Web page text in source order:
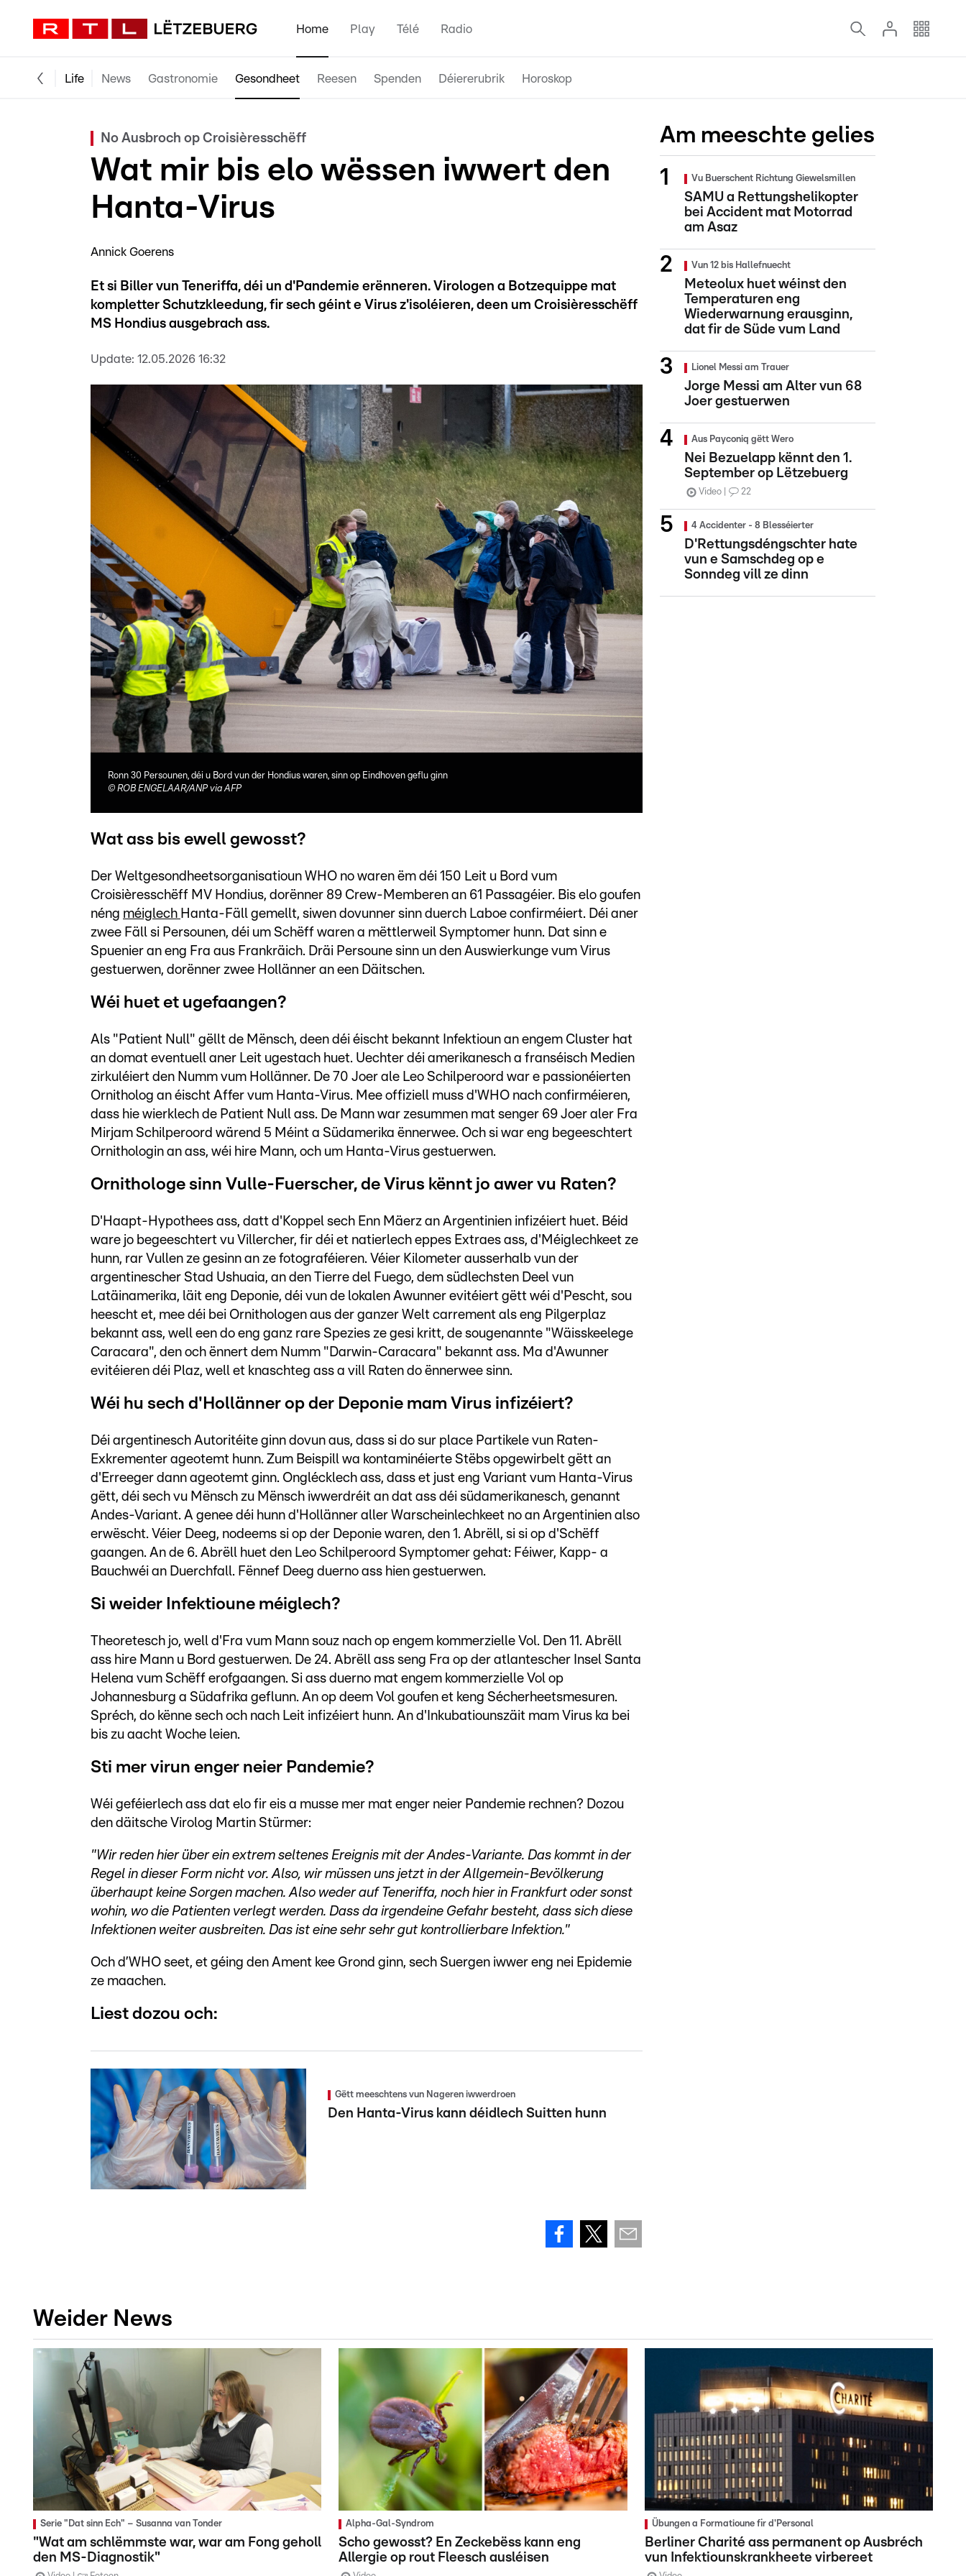
Home Play Télé Radio
Life News Gastronomie Gesondheet Reesen Spenden Déiererubrik Horoskop
No Ausbroch op Croisièresschëff
Wat mir bis elo wëssen iwwert den
Hanta-Virus
Annick Goerens
Et si Biller vun Teneriffa, déi un d'Pandemie erënneren. Virologen a Botzequippe mat
kompletter Schutzkleedung, fir sech géint e Virus z'isoléieren, deen um Croisièresschëff
MS Hondius ausgebrach ass.
Update: 12.05.2026 16:32
Ronn 30 Persounen, déi u Bord vun der Hondius waren, sinn op Eindhoven geflu ginn
© ROB ENGELAAR/ANP via AFP
Wat ass bis ewell gewosst?
Der Weltgesondheetsorganisatioun WHO no waren ëm déi 150 Leit u Bord vum
Croisièresschëff MV Hondius, dorënner 89 Crew-Memberen an 61 Passagéier. Bis elo goufen
néng méiglech Hanta-Fäll gemellt, siwen dovunner sinn duerch Laboe confirméiert. Déi aner
zwee Fäll si Persounen, déi um Schëff waren a mëttlerweil Symptomer hunn. Dat sinn e
Spuenier an eng Fra aus Frankräich. Dräi Persoune sinn un den Auswierkunge vum Virus
gestuerwen, dorënner zwee Hollänner an een Däitschen.
Wéi huet et ugefaangen?
Als "Patient Null" gëllt de Mënsch, deen déi éischt bekannt Infektioun an engem Cluster hat
an domat eventuell aner Leit ugestach huet. Uechter déi amerikanesch a franséisch Medien
zirkuléiert den Numm vum Hollänner. De 70 Joer ale Leo Schilperoord war e passionéierten
Ornitholog an éischt Affer vum Hanta-Virus. Mee offiziell muss d'WHO nach confirméieren,
dass hie wierklech de Patient Null ass. De Mann war zesummen mat senger 69 Joer aler Fra
Mirjam Schilperoord wärend 5 Méint a Südamerika ënnerwee. Och si war eng begeeschtert
Ornithologin an ass, wéi hire Mann, och um Hanta-Virus gestuerwen.
Ornithologe sinn Vulle-Fuerscher, de Virus kënnt jo awer vu Raten?
D'Haapt-Hypothees ass, datt d'Koppel sech Enn Mäerz an Argentinien infizéiert huet. Béid
ware jo begeeschtert vu Villercher, fir déi et natierlech eppes Extraes ass, d'Méiglechkeet ze
hunn, rar Vullen ze gesinn an ze fotograféieren. Véier Kilometer ausserhalb vun der
argentinescher Stad Ushuaia, an den Tierre del Fuego, dem südlechsten Deel vun
Latäinamerika, läit eng Deponie, déi vun de lokalen Awunner evitéiert gëtt wéi d'Pescht, sou
heescht et, mee déi bei Ornithologen aus der ganzer Welt carrement als eng Pilgerplaz
bekannt ass, well een do eng ganz rare Spezies ze gesi kritt, de sougenannte "Wäisskeelege
Caracara", den och ënnert dem Numm "Darwin-Caracara" bekannt ass. Ma d'Awunner
evitéieren déi Plaz, well et knaschteg ass a vill Raten do ënnerwee sinn.
Wéi hu sech d'Hollänner op der Deponie mam Virus infizéiert?
Déi argentinesch Autoritéite ginn dovun aus, dass si do sur place Partikele vun Raten-
Exkrementer ageotemt hunn. Zum Beispill wa kontaminéierte Stëbs opgewirbelt gëtt an
d'Erreeger dann ageotemt ginn. Onglécklech ass, dass et just eng Variant vum Hanta-Virus
gëtt, déi sech vu Mënsch zu Mënsch iwwerdréit an dat ass déi südamerikanesch, genannt
Andes-Variant. A genee déi hunn d'Hollänner aller Warscheinlechkeet no an Argentinien also
erwëscht. Véier Deeg, nodeems si op der Deponie waren, den 1. Abrëll, si si op d'Schëff
gaangen. An de 6. Abrëll huet den Leo Schilperoord Symptomer gehat: Féiwer, Kapp- a
Bauchwéi an Duerchfall. Fënnef Deeg duerno ass hien gestuerwen.
Si weider Infektioune méiglech?
Theoretesch jo, well d'Fra vum Mann souz nach op engem kommerzielle Vol. Den 11. Abrëll
ass hire Mann u Bord gestuerwen. De 24. Abrëll ass seng Fra op der atlantescher Insel Santa
Helena vum Schëff erofgaangen. Si ass duerno mat engem kommerzielle Vol op
Johannesburg a Südafrika geflunn. An op deem Vol goufen et keng Sécherheetsmesuren.
Spréch, do kënne sech och nach Leit infizéiert hunn. An d'Inkubatiounszäit mam Virus ka bei
bis zu aacht Woche leien.
Sti mer virun enger neier Pandemie?
Wéi geféierlech ass dat elo fir eis a musse mer mat enger neier Pandemie rechnen? Dozou
den däitsche Virolog Martin Stürmer:
"Wir reden hier über ein extrem seltenes Ereignis mit der Andes-Variante. Das kommt in der
Regel in dieser Form nicht vor. Also, wir müssen uns jetzt in der Allgemein-Bevölkerung
überhaupt keine Sorgen machen. Also weder auf Teneriffa, noch hier in Frankfurt oder sonst
wohin, wo die Patienten verlegt werden. Dass da irgendeine Gefahr besteht, dass sich diese
Infektionen weiter ausbreiten. Das ist eine sehr sehr gut kontrollierbare Infektion."
Och d’WHO seet, et géing den Ament kee Grond ginn, sech Suergen iwwer eng nei Epidemie
ze maachen.
Liest dozou och:
Gëtt meeschtens vun Nageren iwwerdroen
Den Hanta-Virus kann déidlech Suitten hunn
Am meeschte gelies
Vu Buerschent Richtung Giewelsmillen
SAMU a Rettungshelikopter
bei Accident mat Motorrad
am Asaz
Vun 12 bis Hallefnuecht
Meteolux huet wéinst den
Temperaturen eng
Wiederwarnung erausginn,
dat fir de Süde vum Land
Lionel Messi am Trauer
Jorge Messi am Alter vun 68
Joer gestuerwen
Aus Payconiq gëtt Wero
Nei Bezuelapp kënnt den 1.
September op Lëtzebuerg
Video 22
4 Accidenter - 8 Blesséierter
D'Rettungsdéngschter hate
vun e Samschdeg op e
Sonndeg vill ze dinn
Weider News
Serie "Dat sinn Ech" – Susanna van Tonder
"Wat am schlëmmste war, war am Fong geholl
den MS-Diagnostik"
Alpha-Gal-Syndrom
Scho gewosst? En Zeckebëss kann eng
Allergie op rout Fleesch ausléisen
Übungen a Formatioune fir d'Personal
Berliner Charité ass permanent op Ausbréch
vun Infektiounskrankheete virbereet